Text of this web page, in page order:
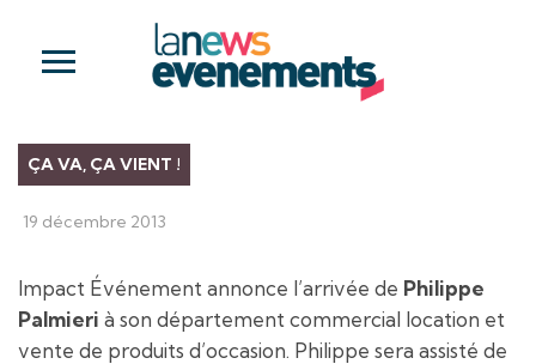
ÇA VA, ÇA VIENT !
19 décembre 2013
Impact Événement annonce l’arrivée de Philippe
Palmieri à son département commercial location et
vente de produits d’occasion. Philippe sera assisté de